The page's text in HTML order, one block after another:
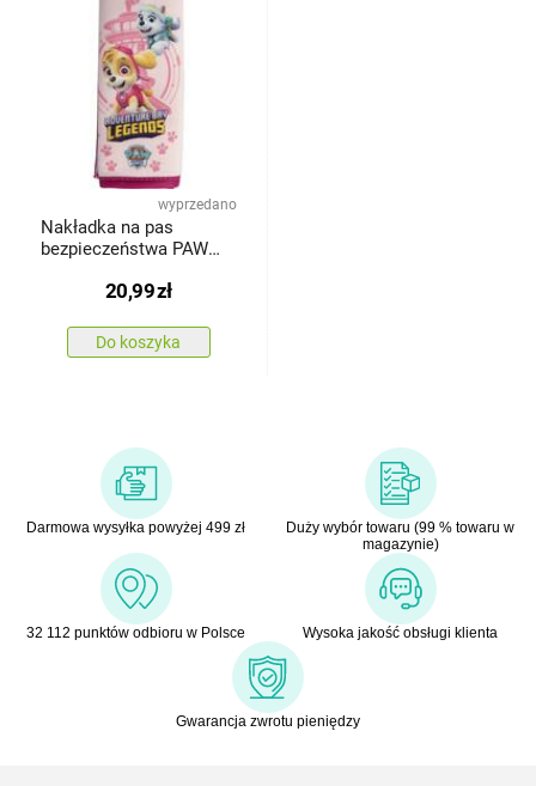
wyprzedano
Nakładka na pas
bezpieczeństwa PAW
19 x 8 cm20,99zł
Do koszyka
Darmowa wysyłka powyżej 499 zł
Duży wybór towaru (99 % towaru w
magazynie)
32 112 punktów odbioru w Polsce Wysoka jakość obsługi klienta
Gwarancja zwrotu pieniędzy